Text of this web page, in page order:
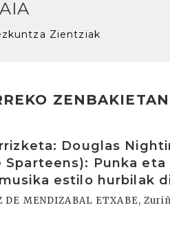
Zientziak
ZENBAKIETAN
Douglas
Sparteens): Punka eta
estilo hurbilak
DE MENDIZABAL ETXABE,